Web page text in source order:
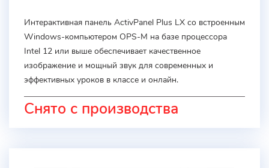
Интерактивная панель ActivPanel Plus LX со встроенным
Windows-компьютером OPS-M на базе процессора
Intel 12 или выше обеспечивает качественное
изображение и мощный звук для современных и
эффективных уроков в классе и онлайн.
Снято с производства